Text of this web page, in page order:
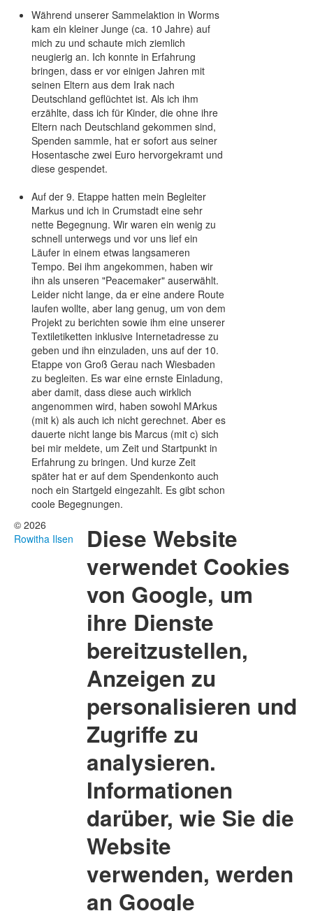
Während unserer Sammelaktion in Worms
kam ein kleiner Junge (ca. 10 Jahre) auf
mich zu und schaute mich ziemlich
neugierig an. Ich konnte in Erfahrung
bringen, dass er vor einigen Jahren mit
seinen Eltern aus dem Irak nach
Deutschland geflüchtet ist. Als ich ihm
erzählte, dass ich für Kinder, die ohne ihre
Eltern nach Deutschland gekommen sind,
Spenden sammle, hat er sofort aus seiner
Hosentasche zwei Euro hervorgekramt und
diese gespendet.
Auf der 9. Etappe hatten mein Begleiter
Markus und ich in Crumstadt eine sehr
nette Begegnung. Wir waren ein wenig zu
schnell unterwegs und vor uns lief ein
Läufer in einem etwas langsameren
Tempo. Bei ihm angekommen, haben wir
ihn als unseren "Peacemaker" auserwählt.
Leider nicht lange, da er eine andere Route
laufen wollte, aber lang genug, um von dem
Projekt zu berichten sowie ihm eine unserer
Textiletiketten inklusive Internetadresse zu
geben und ihn einzuladen, uns auf der 10.
Etappe von Groß Gerau nach Wiesbaden
zu begleiten. Es war eine ernste Einladung,
aber damit, dass diese auch wirklich
angenommen wird, haben sowohl MArkus
(mit k) als auch ich nicht gerechnet. Aber es
dauerte nicht lange bis Marcus (mit c) sich
bei mir meldete, um Zeit und Startpunkt in
Erfahrung zu bringen. Und kurze Zeit
später hat er auf dem Spendenkonto auch
noch ein Startgeld eingezahlt. Es gibt schon
coole Begegnungen.
© 2026
Rowitha Ilsen
Diese Website
verwendet Cookies
von Google, um
ihre Dienste
bereitzustellen,
Anzeigen zu
personalisieren und
Zugriffe zu
analysieren.
Informationen
darüber, wie Sie die
Website
verwenden, werden
an Google